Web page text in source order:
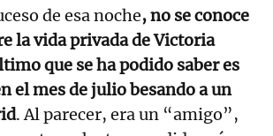
de esa noche, no se conoce
la vida privada de Victoria
que se ha podido saber es
el mes de julio besando a un
. Al parecer, era un “amigo”,